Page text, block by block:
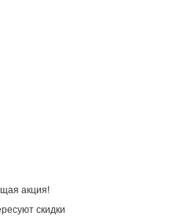
акция!
скидки